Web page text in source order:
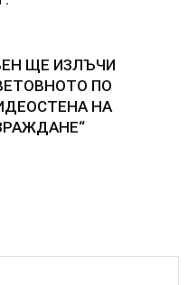
ЩЕ ИЗЛЪЧИ
ПО
НА